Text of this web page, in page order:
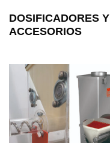
DOSIFICADORES Y
ACCESORIOS